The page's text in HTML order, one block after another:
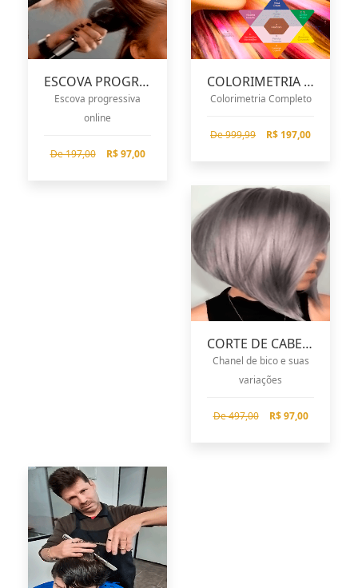
ESCOVA PROGRESSIVA
Escova progressiva
online
De 197,00 R$ 97,00
COLORIMETRIA ONLINE
Colorimetria Completo
De 999,99 R$ 197,00
CORTE DE CABELO CHANEL
Chanel de bico e suas
variações
De 497,00 R$ 97,00